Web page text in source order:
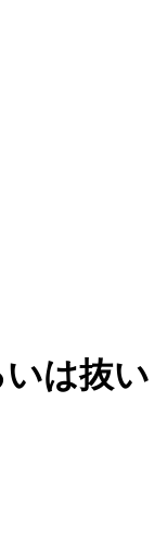
は抜い